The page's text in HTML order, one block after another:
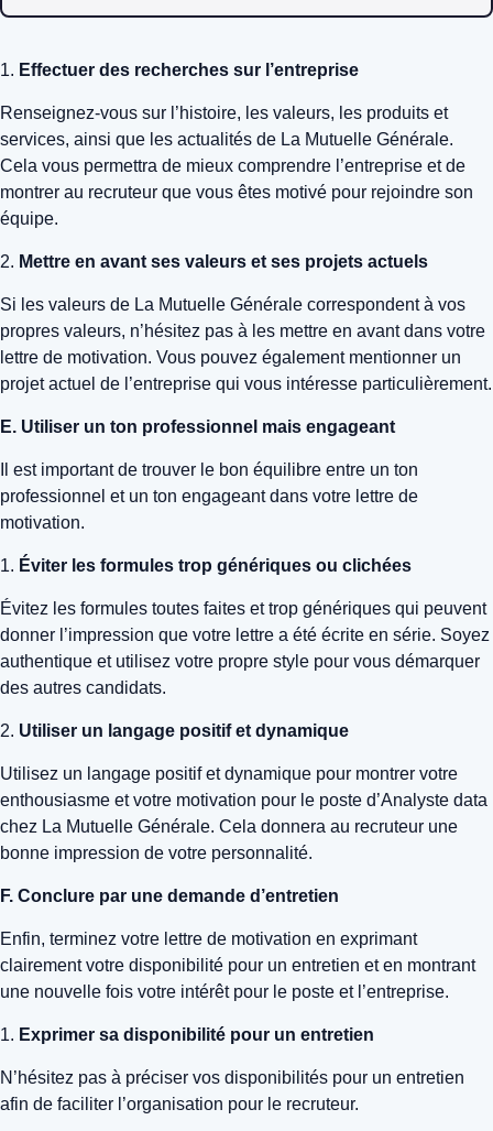
1. Effectuer des recherches sur l’entreprise
Renseignez-vous sur l’histoire, les valeurs, les produits et
services, ainsi que les actualités de La Mutuelle Générale.
Cela vous permettra de mieux comprendre l’entreprise et de
montrer au recruteur que vous êtes motivé pour rejoindre son
équipe.
2. Mettre en avant ses valeurs et ses projets actuels
Si les valeurs de La Mutuelle Générale correspondent à vos
propres valeurs, n’hésitez pas à les mettre en avant dans votre
lettre de motivation. Vous pouvez également mentionner un
projet actuel de l’entreprise qui vous intéresse particulièrement.
E. Utiliser un ton professionnel mais engageant
Il est important de trouver le bon équilibre entre un ton
professionnel et un ton engageant dans votre lettre de
motivation.
1. Éviter les formules trop génériques ou clichées
Évitez les formules toutes faites et trop génériques qui peuvent
donner l’impression que votre lettre a été écrite en série. Soyez
authentique et utilisez votre propre style pour vous démarquer
des autres candidats.
2. Utiliser un langage positif et dynamique
Utilisez un langage positif et dynamique pour montrer votre
enthousiasme et votre motivation pour le poste d’Analyste data
chez La Mutuelle Générale. Cela donnera au recruteur une
bonne impression de votre personnalité.
F. Conclure par une demande d’entretien
Enfin, terminez votre lettre de motivation en exprimant
clairement votre disponibilité pour un entretien et en montrant
une nouvelle fois votre intérêt pour le poste et l’entreprise.
1. Exprimer sa disponibilité pour un entretien
N’hésitez pas à préciser vos disponibilités pour un entretien
afin de faciliter l’organisation pour le recruteur.